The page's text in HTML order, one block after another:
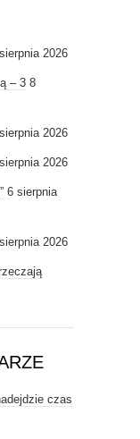
2026
– 3 8
2026
2026
6 sierpnia
2026
czas